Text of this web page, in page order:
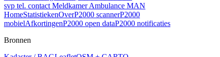
svp tel. contact Meldkamer Ambulance MAN
HomeStatistiekenOverP2000 scannerP2000
mobielAfkortingenP2000 open dataP2000 notificaties
Bronnen